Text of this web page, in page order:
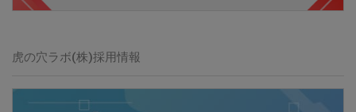
虎の穴ラボ(株)採用情報